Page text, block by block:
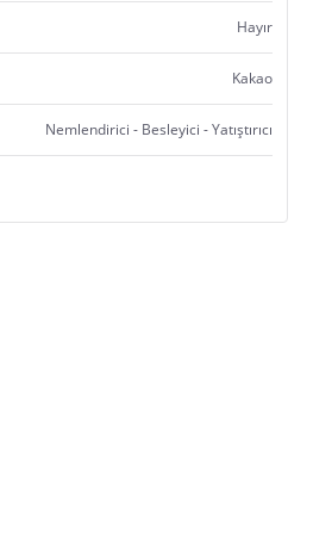
Hayır
Kakao
Nemlendirici - Besleyici - Yatıştırıcı